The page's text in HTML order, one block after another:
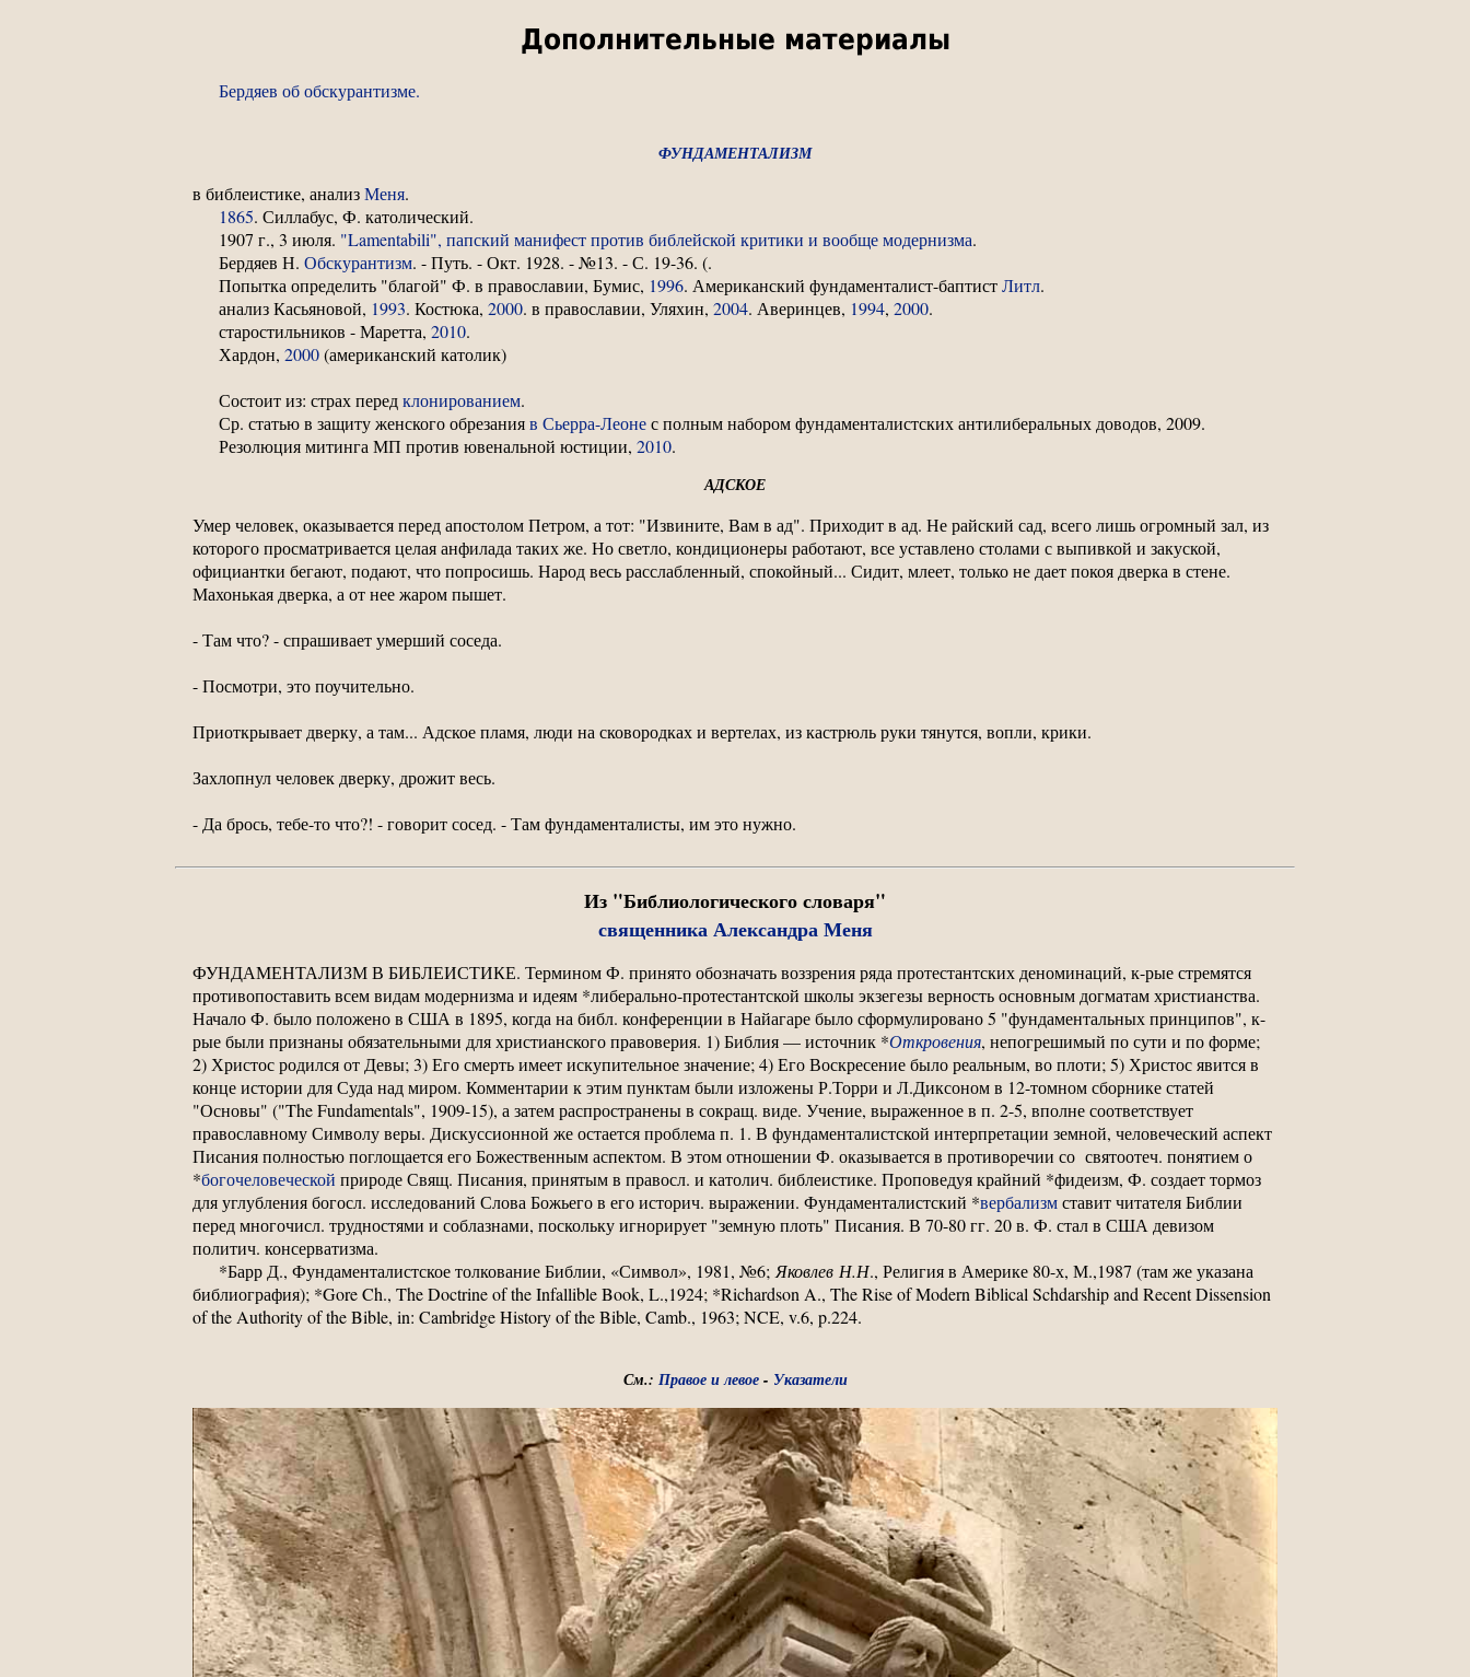
Дополнительные материалы
Бердяев об обскурантизме.
ФУНДАМЕНТАЛИЗМ
в библеистике, анализМеня.
1865. Силлабус, Ф. католический.
1907 г., 3 июля. "Lamentabili", папский манифест против библейской критики и вообще модернизма.
Бердяев Н. Обскурантизм. - Путь. - Окт. 1928. - №13. - С. 19-36. (.
Попытка определить "благой" Ф. в православии, Бумис, 1996. Американский фундаменталист-баптистЛитл.
анализ Касьяновой, 1993. Костюка, 2000. в православии, Уляхин, 2004. Аверинцев, 1994, 2000.
старостильников - Маретта, 2010.
Хардон, 2000(американский католик)
Состоит из: страх передклонированием.
Ср. статью в защиту женского обрезанияв Сьерра-Леонес полным набором фундаменталистских антилиберальных доводов, 2009.
Резолюция митинга МП против ювенальной юстиции, 2010.
АДСКОЕ
Умер человек, оказывается перед апостолом Петром, а тот: "Извините, Вам в ад". Приходит в ад. Не райский сад, всего лишь огромный зал, из
которого просматривается целая анфилада таких же. Но светло, кондиционеры работают, все уставлено столами с выпивкой и закуской,
официантки бегают, подают, что попросишь. Народ весь расслабленный, спокойный... Сидит, млеет, только не дает покоя дверка в стене.
Махонькая дверка, а от нее жаром пышет.
- Там что? - спрашивает умерший соседа.
- Посмотри, это поучительно.
Приоткрывает дверку, а там... Адское пламя, люди на сковородках и вертелах, из кастрюль руки тянутся, вопли, крики.
Захлопнул человек дверку, дрожит весь.
- Да брось, тебе-то что?! - говорит сосед. - Там фундаменталисты, им это нужно.
Из "Библиологического словаря"
священника Александра Меня
ФУНДАМЕНТАЛИЗМ В БИБЛЕИСТИКЕ. Термином Ф. принято обозначать воззрения ряда протестантских деноминаций, к-рые стремятся
противопоставить всем видам модернизма и идеям *либерально-протестантской школы экзегезы верность основным догматам христианства.
Начало Ф. было положено в США в 1895, когда на библ. конференции в Найагаре было сформулировано 5 "фундаментальных принципов", к-
рые были признаны обязательными для христианского правоверия. 1) Библия — источник *Откровения, непогрешимый по сути и по форме;
2) Христос родился от Девы; 3) Его смерть имеет искупительное значение; 4) Его Воскресение было реальным, во плоти; 5) Христос явится в
конце истории для Суда над миром. Комментарии к этим пунктам были изложены Р.Торри и Л.Диксоном в 12-томном сборнике статей
"Основы" ("The Fundamentals", 1909-15), а затем распространены в сокращ. виде. Учение, выраженное в п. 2-5, вполне соответствует
православному Символу веры. Дискуссионной же остается проблема п. 1. В фундаменталистской интерпретации земной, человеческий аспект
Писания полностью поглощается его Божественным аспектом. В этом отношении Ф. оказывается в противоречии со святоотеч. понятием о
*богочеловеческой природе Свящ. Писания, принятым в правосл. и католич. библеистике. Проповедуя крайний *фидеизм, Ф. создает тормоз
для углубления богосл. исследований Слова Божьего в его историч. выражении. Фундаменталистский *вербализмставит читателя Библии
перед многочисл. трудностями и соблазнами, поскольку игнорирует "земную плоть" Писания. В 70-80 гг. 20 в. Ф. стал в США девизом
политич. консерватизма.
*Барр Д., Фундаменталистское толкование Библии, «Символ», 1981, №6; Яковлев Н.Н., Религия в Америке 80-х, М.,1987 (там же указана
библиография); *Gore Ch., The Doctrine of the Infallible Book, L.,1924; *Richardson A., The Rise of Modern Biblical Schdarship and Recent Dissension
of the Authority of the Bible, in: Cambridge History of the Bible, Camb., 1963; NCE, v.6, p.224.
См.: Правое и левое- Указатели